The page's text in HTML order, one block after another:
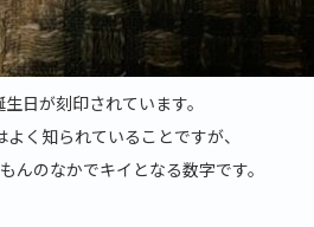
日が刻印されています。
く知られていることですが、
んのなかでキイとなる数字です。